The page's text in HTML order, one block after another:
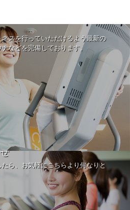
スを行っていただけるよう最新の
などを完備しております。
ら、お気軽にこちらより何なりと